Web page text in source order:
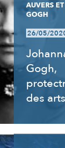
AUVERS
GOGH
26/05/
Gogh,
des arts